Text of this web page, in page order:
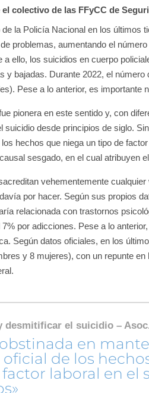
el colectivo de las FFyCC de
de la Policía Nacional en los últimos
problemas, aumentando el
a ello, los suicidios en cuerpo
y bajadas. Durante 2022, el
Pese a lo anterior, es importante
pionera en este sentido y, con
suicidio desde principios de siglo.
hechos que niega un tipo de
sesgado, en el cual atribuyen
vehementemente
por hacer. Según sus propios
relacionada con trastornos
por adicciones. Pese a lo
Según datos oficiales, en los
y 8 mujeres), con un repunte
desmitificar el suicidio –
en
oficial de los
laboral en el